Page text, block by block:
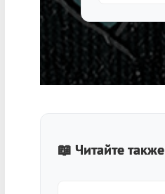
📖 Читайте также